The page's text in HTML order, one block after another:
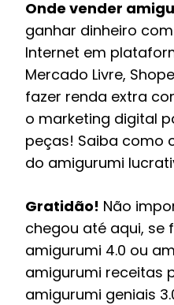
Onde vender
ganhar dinheiro
Internet em
Mercado Livre,
fazer renda extra
o marketing digital
peças! Saiba como
do amigurumi
Gratidão! Não
chegou até aqui, se
amigurumi 4.0 ou
amigurumi receitas
amigurumi geniais